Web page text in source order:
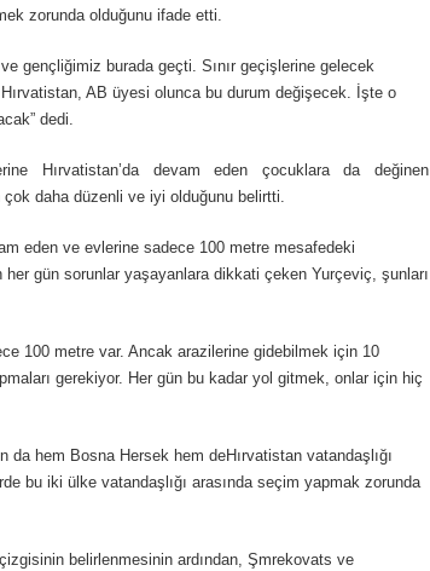
zorunda olduğunu ifade etti.
gençliğimiz burada geçti. Sınır geçişlerine gelecek
AB üyesi olunca bu durum değişecek. İşte o
dedi.
Hırvatistan’da devam eden çocuklara da değinen
çok daha düzenli ve iyi olduğunu belirtti.
eden ve evlerine sadece 100 metre mesafedeki
gün sorunlar yaşayanlara dikkati çeken Yurçeviç, şunları
100 metre var. Ancak arazilerine gidebilmek için 10
gerekiyor. Her gün bu kadar yol gitmek, onlar için hiç
hem Bosna Hersek hem deHırvatistan vatandaşlığı
bu iki ülke vatandaşlığı arasında seçim yapmak zorunda
belirlenmesinin ardından, Şmrekovats ve